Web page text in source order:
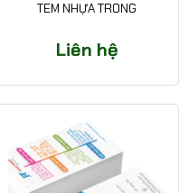
TEM NHỰA TRONG
Liên hệ